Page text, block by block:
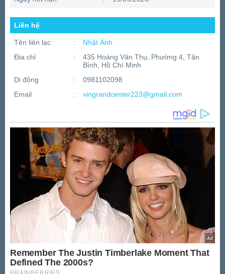
Liên hệ
Tên liên lạc :
Nhật Ánh
Địa chỉ
:
435 Hoàng Văn Thụ, Phường 4, Tân
Bình, Hồ Chí Minh
Di động
:
0981102098
Email
: vingrandcenter223@gmail.com